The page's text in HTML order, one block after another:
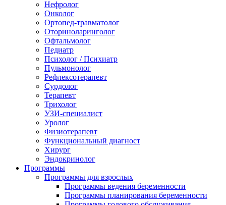
Нефролог
Онколог
Ортопед-травматолог
Оториноларинголог
Офтальмолог
Педиатр
Психолог / Психиатр
Пульмонолог
Рефлексотерапевт
Сурдолог
Терапевт
Трихолог
УЗИ-специалист
Уролог
Физиотерапевт
Функциональный диагност
Хирург
Эндокринолог
Программы
Программы для взрослых
Программы ведения беременности
Программы планирования беременности